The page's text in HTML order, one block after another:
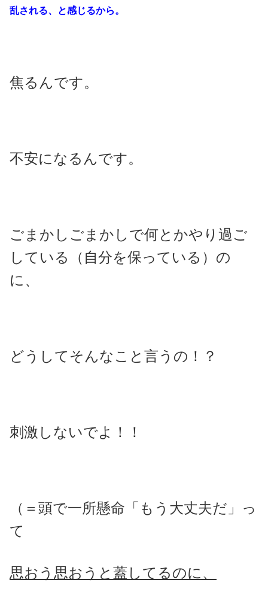
乱される、と感じるから。
焦るんです。
不安になるんです。
ごまかしごまかしで何とかやり過ご
している（自分を保っている）の
に、
どうしてそんなこと言うの！？
刺激しないでよ！！
（＝頭で一所懸命「もう大丈夫だ」っ
て
思おう思おうと蓋してるのに、